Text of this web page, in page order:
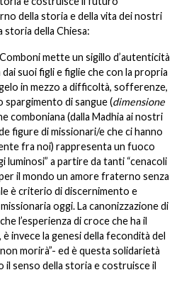
della storia e della vita dei nostri
storia della Chiesa:
mette un sigillo d’autenticità
suoi figli e figlie che con la propria
in mezzo a difficoltà, sofferenze,
spargimento di sangue (dimensione
comboniana (dalla Madhia ai nostri
figure di missionari/e che ci hanno
fra noi) rappresenta un fuoco
luminosi” a partire da tanti “cenacoli
il mondo un amore fraterno senza
è criterio di discernimento e
oggi. La canonizzazione di
l’esperienza di croce che ha il
invece la genesi della fecondità del
morirà”- ed è questa solidarietà
il senso della storia e costruisce il